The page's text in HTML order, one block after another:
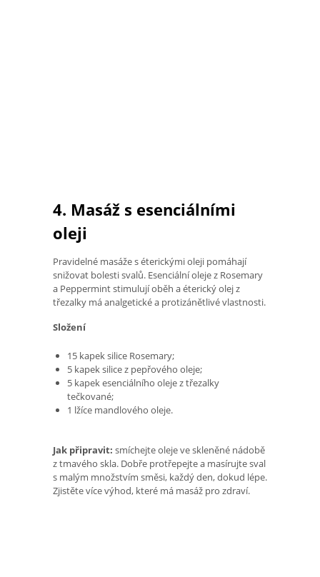
4. Masáž s esenciálními
oleji
Pravidelné masáže s éterickými oleji pomáhají
snižovat bolesti svalů. Esenciální oleje z Rosemary
a Peppermint stimulují oběh a éterický olej z
třezalky má analgetické a protizánětlivé vlastnosti.
Složení
15 kapek silice Rosemary;
5 kapek silice z pepřového oleje;
5 kapek esenciálního oleje z třezalky
tečkované;
1 lžíce mandlového oleje.
Jak připravit: smíchejte oleje ve skleněné nádobě
z tmavého skla. Dobře protřepejte a masírujte sval
s malým množstvím směsi, každý den, dokud lépe.
Zjistěte více výhod, které má masáž pro zdraví.